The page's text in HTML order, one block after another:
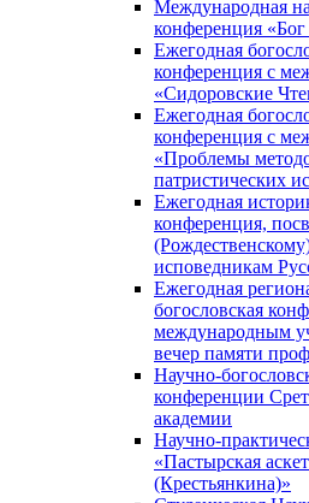
Международная
конференция
Ежегодная
конференция с
«Сидоровские
Ежегодная
конференция с
«Проблемы
патристических
Ежегодная
конференция,
исповедникам
Ежегодная
богословская
международным
вечер памяти
Научно-
конференции
академии
Научно-
«Пастырская
(Крестьянкина)»